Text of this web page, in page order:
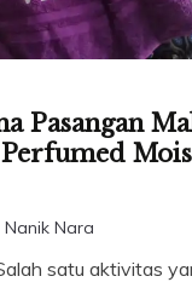
Pasangan
Nanik Nara
satu aktivitas